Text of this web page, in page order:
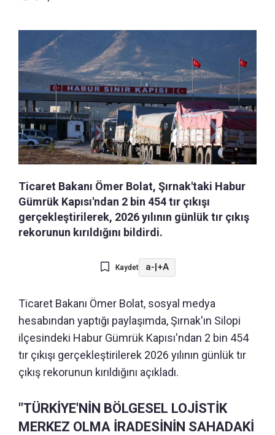
Ticaret Bakanı Ömer Bolat, Şırnak'taki Habur
Gümrük Kapısı'ndan 2 bin 454 tır çıkışı
gerçekleştirilerek, 2026 yılının günlük tır çıkış
rekorunun kırıldığını bildirdi.
Kaydet a-|+A
Ticaret Bakanı Ömer Bolat, sosyal medya
hesabından yaptığı paylaşımda, Şırnak'ın Silopi
ilçesindeki Habur Gümrük Kapısı'ndan 2 bin 454
tır çıkışı gerçekleştirilerek 2026 yılının günlük tır
çıkış rekorunun kırıldığını açıkladı.
"TÜRKİYE'NİN BÖLGESEL LOJİSTİK
MERKEZ OLMA İRADESİNİN SAHADAKİ